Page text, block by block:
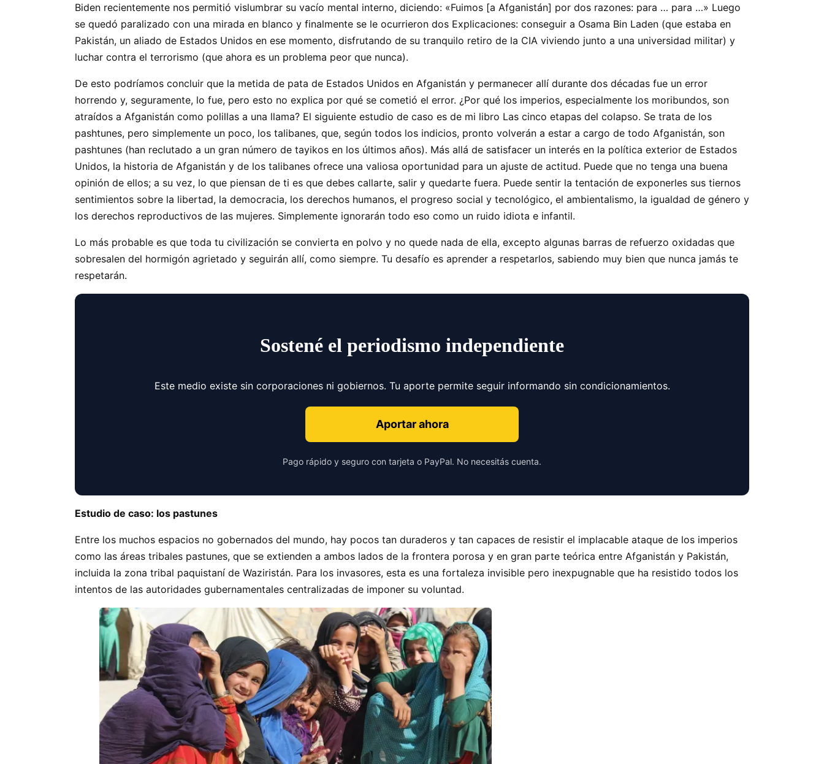
Biden recientemente nos permitió vislumbrar su vacío mental interno, diciendo: «Fuimos [a Afganistán] por dos razones: para … para …» Luego
se quedó paralizado con una mirada en blanco y finalmente se le ocurrieron dos Explicaciones: conseguir a Osama Bin Laden (que estaba en
Pakistán, un aliado de Estados Unidos en ese momento, disfrutando de su tranquilo retiro de la CIA viviendo junto a una universidad militar) y
luchar contra el terrorismo (que ahora es un problema peor que nunca).
De esto podríamos concluir que la metida de pata de Estados Unidos en Afganistán y permanecer allí durante dos décadas fue un error
horrendo y, seguramente, lo fue, pero esto no explica por qué se cometió el error. ¿Por qué los imperios, especialmente los moribundos, son
atraídos a Afganistán como polillas a una llama? El siguiente estudio de caso es de mi libro Las cinco etapas del colapso. Se trata de los
pashtunes, pero simplemente un poco, los talibanes, que, según todos los indicios, pronto volverán a estar a cargo de todo Afganistán, son
pashtunes (han reclutado a un gran número de tayikos en los últimos años). Más allá de satisfacer un interés en la política exterior de Estados
Unidos, la historia de Afganistán y de los talibanes ofrece una valiosa oportunidad para un ajuste de actitud. Puede que no tenga una buena
opinión de ellos; a su vez, lo que piensan de ti es que debes callarte, salir y quedarte fuera. Puede sentir la tentación de exponerles sus tiernos
sentimientos sobre la libertad, la democracia, los derechos humanos, el progreso social y tecnológico, el ambientalismo, la igualdad de género y
los derechos reproductivos de las mujeres. Simplemente ignorarán todo eso como un ruido idiota e infantil.
Lo más probable es que toda tu civilización se convierta en polvo y no quede nada de ella, excepto algunas barras de refuerzo oxidadas que
sobresalen del hormigón agrietado y seguirán allí, como siempre. Tu desafío es aprender a respetarlos, sabiendo muy bien que nunca jamás te
respetarán.
Sostené el periodismo independiente
Este medio existe sin corporaciones ni gobiernos. Tu aporte permite seguir informando sin condicionamientos.
Aportar ahora
Pago rápido y seguro con tarjeta o PayPal. No necesitás cuenta.
Estudio de caso: los pastunes
Entre los muchos espacios no gobernados del mundo, hay pocos tan duraderos y tan capaces de resistir el implacable ataque de los imperios
como las áreas tribales pastunes, que se extienden a ambos lados de la frontera porosa y en gran parte teórica entre Afganistán y Pakistán,
incluida la zona tribal paquistaní de Waziristán. Para los invasores, esta es una fortaleza invisible pero inexpugnable que ha resistido todos los
intentos de las autoridades gubernamentales centralizadas de imponer su voluntad.